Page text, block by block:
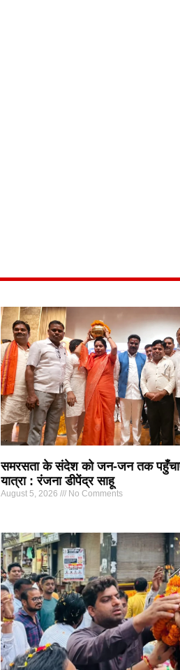
समरसता के संदेश को जन-जन तक
यात्रा : रंजना डीपेंद्र साहू
August 5, 2026 No Comments